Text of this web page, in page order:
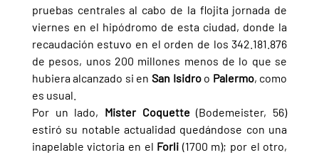
pruebas centrales al cabo de la flojita jornada de
viernes en el hipódromo de esta ciudad, donde la
recaudación estuvo en el orden de los 342.181.876
de pesos, unos 200 millones menos de lo que se
hubiera alcanzado si en San Isidro o Palermo, como
es usual.
Por un lado, Mister Coquette (Bodemeister, 56)
estiró su notable actualidad quedándose con una
inapelable victoria en el Forli